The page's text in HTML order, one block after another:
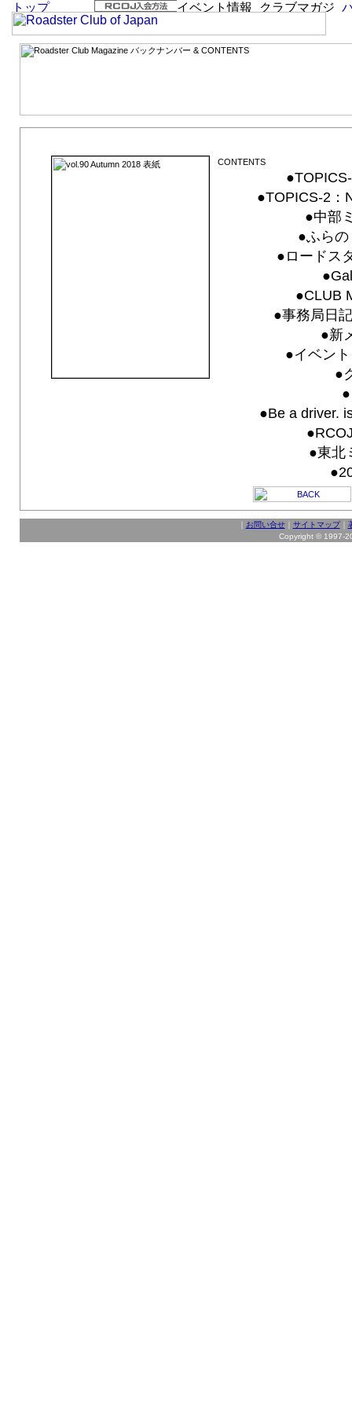
●TOPICS-2：
●中部
●ふら
●ロードス
●CLUB
●事務局日
●新
●イベン
●
●Be a driver.
●東北
お問い合せ｜ サイトマップ｜
Copyright © 1997-